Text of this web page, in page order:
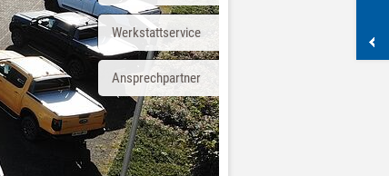
Werkstattservice
Ansprechpartner